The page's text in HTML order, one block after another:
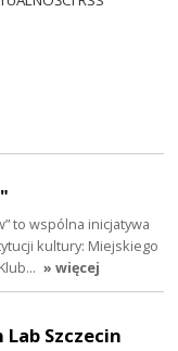
to wspólna inicjatywa
kultury: Miejskiego
» więcej
Szczecin